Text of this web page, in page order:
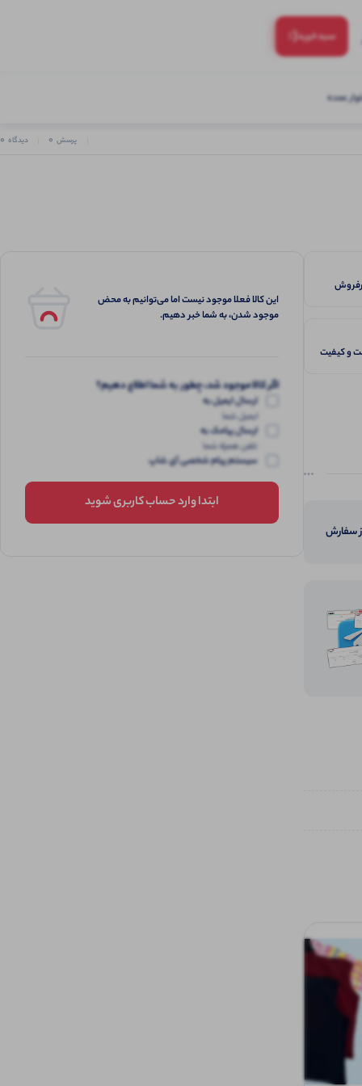
سبد‌خرید(:
عمده
پرسش 0 دیدگاه 0
و کیفیت
سفارش
این کالا فعلا موجود نیست اما می‌توانیم به محض
موجود شدن، به شما خبر دهیم.
اگر کالا موجود شد، چطور به شما اطلاع دهیم؟
ارسال ایمیل به
ایمیل شما
ارسال پیامک به
تلفن همراه شما
سیستم پیام شخصی آی شاپ
ابتدا وارد حساب کاربری شوید